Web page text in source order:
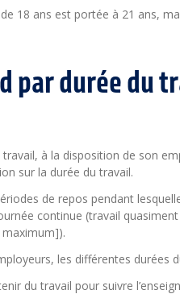
18 ans est portée à 21 ans,
par durée du
à la disposition de son
sur la durée du travail.
de repos pendant
continue (travail
les différentes durées
du travail pour suivre